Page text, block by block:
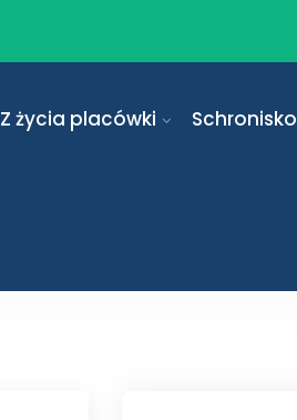
Z życia placówki Schronisko